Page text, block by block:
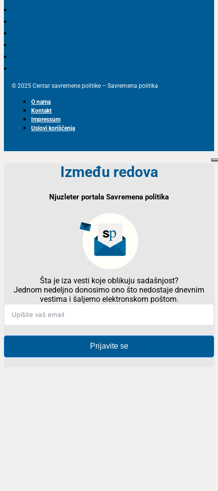
© 2025 Centar savremene politike – Savremena politika
O nama
Kontakt
Impressum
Uslovi korišćenja
Između redova
Njuzleter portala Savremena politika
Šta je iza vesti koje oblikuju sadašnjost?
Jednom nedeljno donosimo ono što nedostaje dnevnim
vestima i šaljemo elektronskom poštom.
Prijavite se